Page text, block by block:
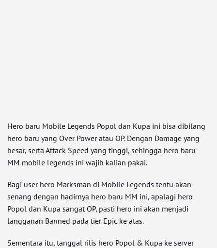
Hero baru Mobile Legends Popol dan Kupa ini bisa dibilang
hero baru yang Over Power atau OP. Dengan Damage yang
besar, serta Attack Speed yang tinggi, sehingga hero baru
MM mobile legends ini wajib kalian pakai.
Bagi user hero Marksman di Mobile Legends tentu akan
senang dengan hadirnya hero baru MM ini, apalagi hero
Popol dan Kupa sangat OP, pasti hero ini akan menjadi
langganan Banned pada tier Epic ke atas.
Sementara itu, tanggal rilis hero Popol & Kupa ke server